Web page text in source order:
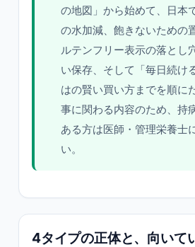
の地図」から始めて、日本
の水加減、飽きないための
ルテンフリー表示の落とし
い保存、そして「毎日続け
はの賢い買い方までを順に
事に関わる内容のため、持
ある方は医師・管理栄養士
い。
4タイプの正体と、向いて